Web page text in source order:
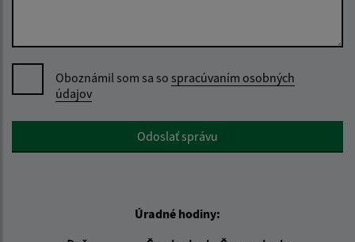
Oboznámil som sa so spracúvaním osobných
údajov
Google reCaptcha ResponseOdoslať správu
Úradné hodiny: